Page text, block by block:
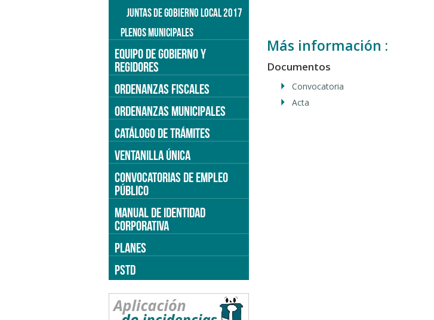
Más información :
Documentos
Convocatoria
Acta
JUNTAS DE GOBIERNO LOCAL 2017
PLENOS MUNICIPALES
EQUIPO DE GOBIERNO Y
REGIDORES
ORDENANZAS FISCALES
ORDENANZAS MUNICIPALES
CATÁLOGO DE TRÁMITES
VENTANILLA ÚNICA
CONVOCATORIAS DE EMPLEO
PÚBLICO
MANUAL DE IDENTIDAD
CORPORATIVA
PLANES
PSTD